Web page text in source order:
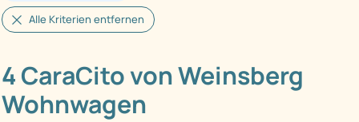
Alle Kriterien entfernen
4 CaraCito von Weinsberg
Wohnwagen